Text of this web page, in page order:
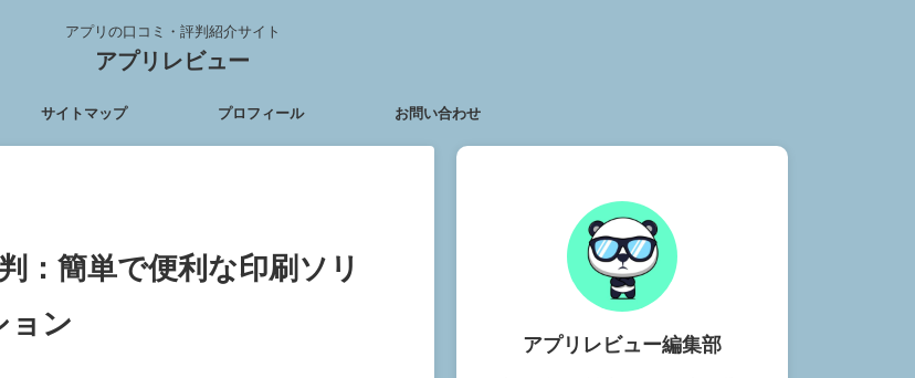
アプリの口コミ・評判紹介サイト
アプリレビュー
サイトマップ プロフィール お問い合わせ
：簡単で便利な印刷ソリ
ョン
アプリレビュー編集部